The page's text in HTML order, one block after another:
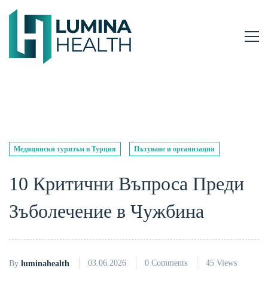
Медицински туризъм в Турция Пътуване и организация
10 Критични Въпроса Преди
Зъболечение в Чужбина
By luminahealth 03.06.2026 0 Comments 45 Views